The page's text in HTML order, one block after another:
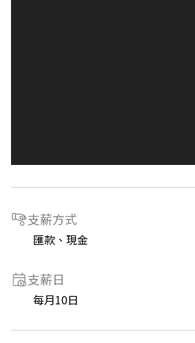
支薪方式
匯款、現金
支薪日
每月10日